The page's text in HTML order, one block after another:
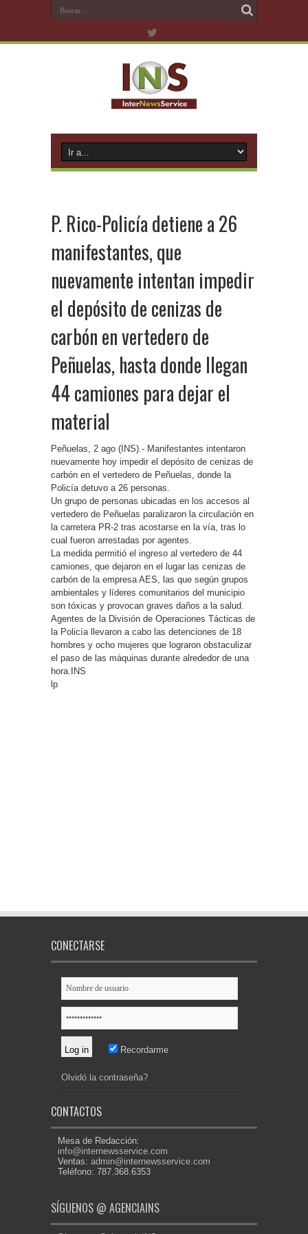
P. Rico-Policía detiene a 26
manifestantes, que
nuevamente intentan impedir
el depósito de cenizas de
carbón en vertedero de
Peñuelas, hasta donde llegan
44 camiones para dejar el
material
Peñuelas, 2 ago (INS).- Manifestantes intentaron
nuevamente hoy impedir el depósito de cenizas de
carbón en el vertedero de Peñuelas, donde la
Policía detuvo a 26 personas.
Un grupo de personas ubicadas en los accesos al
vertedero de Peñuelas paralizaron la circulación en
la carretera PR-2 tras acostarse en la vía, tras lo
cual fueron arrestadas por agentes.
La medida permitió el ingreso al vertedero de 44
camiones, que dejaron en el lugar las cenizas de
carbón de la empresa AES, las que según grupos
ambientales y líderes comunitarios del municipio
son tóxicas y provocan graves daños a la salud.
Agentes de la División de Operaciones Tácticas de
la Policía llevaron a cabo las detenciones de 18
hombres y ocho mujeres que lograron obstaculizar
el paso de las máquinas durante alrededor de una
hora.INS
lp
CONECTARSE
Recordarme
Olvidó la contraseña?
CONTACTOS
Mesa de Redacción:
info@internewsservice.com
Ventas: admin@internewsservice.com
Teléfono: 787.368.6353
SÍGUENOS @ AGENCIAINS